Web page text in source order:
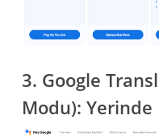
3. Google
Modu): Yerinde